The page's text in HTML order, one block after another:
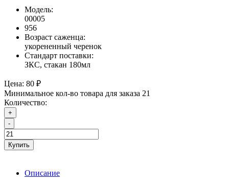
Модель:
00005
956
Возраст саженца:
укорененный черенок
Стандарт поставки:
ЗКС, стакан 180мл
Цена: 80 ₽
Минимальное кол-во товара для заказа 21
Количество:
+
-
Купить
Описание